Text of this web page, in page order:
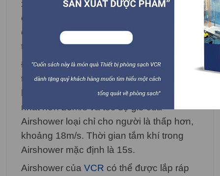
xoay, loại bỏ nhanh chóng và hiệu quả
các hạt bụi. Nó được lọc bởi các bộ lọc
chính và hiệu quả cao rồi sau đó được
tuần hoàn lạiAirshower.
Để đạt được kết quả tốt hơn khi thổi, cửa
thoát khí củaAirshowercả cho người và
hàng hóa có thể đạt tốc độ gió cao
nhất hơn 25m/s và tốc độ gió của
Airshower loại chỉ cho người là thấp hơn,
khoảng 18m/s. Thời gian tắm khí trong
Airshower mặc định là 15s.
Airshower của VCR có thể được lắp ráp